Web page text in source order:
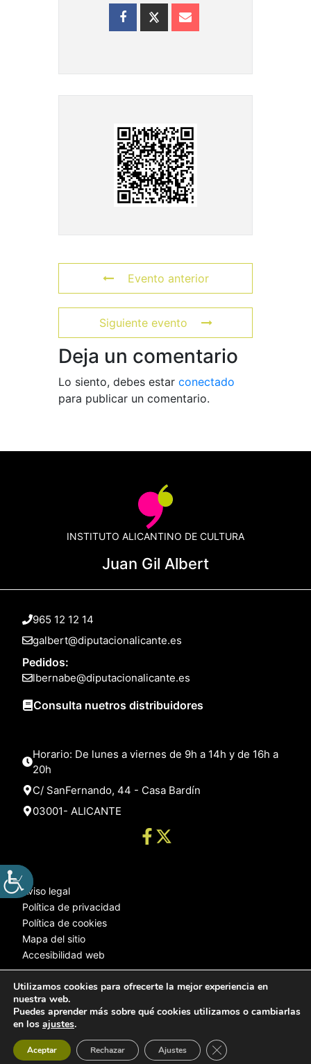
Evento anterior
Siguiente evento
Deja un comentario
Lo siento, debes estar conectado
para publicar un comentario.
INSTITUTO ALICANTINO DE CULTURA
Juan Gil Albert
965 12 12 14
galbert@diputacionalicante.es
Pedidos:
lbernabe@diputacionalicante.es
Consulta nuetros distribuidores
Horario: De lunes a viernes de 9h a 14h y de 16h a
20h
C/ SanFernando, 44 - Casa Bardín
03001- ALICANTE
Aviso legal
Política de privacidad
Política de cookies
Mapa del sitio
Accesibilidad web
© 2025 Web desarrollada por el Servicio de Informática de Diputación
Utilizamos cookies para ofrecerte la mejor experiencia en
nuestra web.
Puedes aprender más sobre qué cookies utilizamos o cambiarlas
en los ajustes.
Aceptar Rechazar Ajustes Cerrar el banner de